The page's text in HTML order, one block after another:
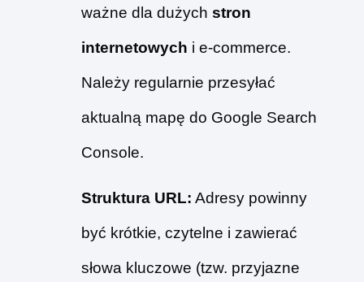
ważne dla dużych stron
internetowych i e-commerce.
Należy regularnie przesyłać
aktualną mapę do Google Search
Console.
Struktura URL: Adresy powinny
być krótkie, czytelne i zawierać
słowa kluczowe (tzw. przyjazne